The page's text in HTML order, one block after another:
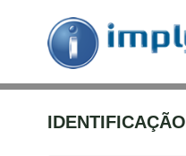
IDENTIFICAÇÃO